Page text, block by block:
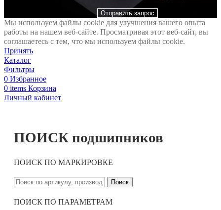
Отправить запрос
Мы используем файлы cookie для улучшения вашего опыта
работы на нашем веб-сайте. Просматривая этот веб-сайт, вы
соглашаетесь с тем, что мы используем файлы cookie.
Принять
Каталог
Фильтры
0 Избранное
0 items Корзина
Личный кабинет
ПОИСК подшипников
ПОИСК ПО МАРКИРОВКЕ
Поиск
ПОИСК ПО ПАРАМЕТРАМ